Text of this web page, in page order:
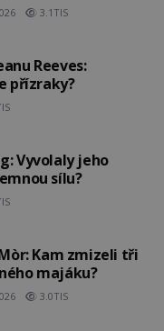
3.1TIS
Reeves:
přízraky?
Vyvolaly jeho
sílu?
Kam zmizeli tři
majáku?
3.0TIS